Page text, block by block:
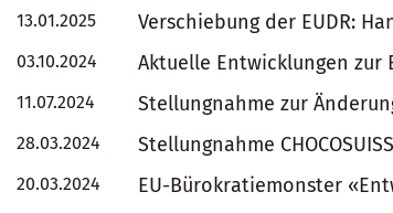
13.01.2025 Verschiebung der EUDR:
03.10.2024 Aktuelle Entwicklungen zur
11.07.2024 Stellungnahme zur
28.03.2024 Stellungnahme
20.03.2024 EU-Bürokratiemonster